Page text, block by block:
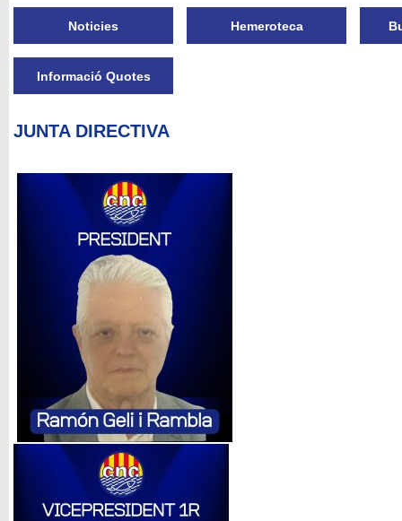
Noticies Hemeroteca
Informació Quotes
JUNTA DIRECTIVA